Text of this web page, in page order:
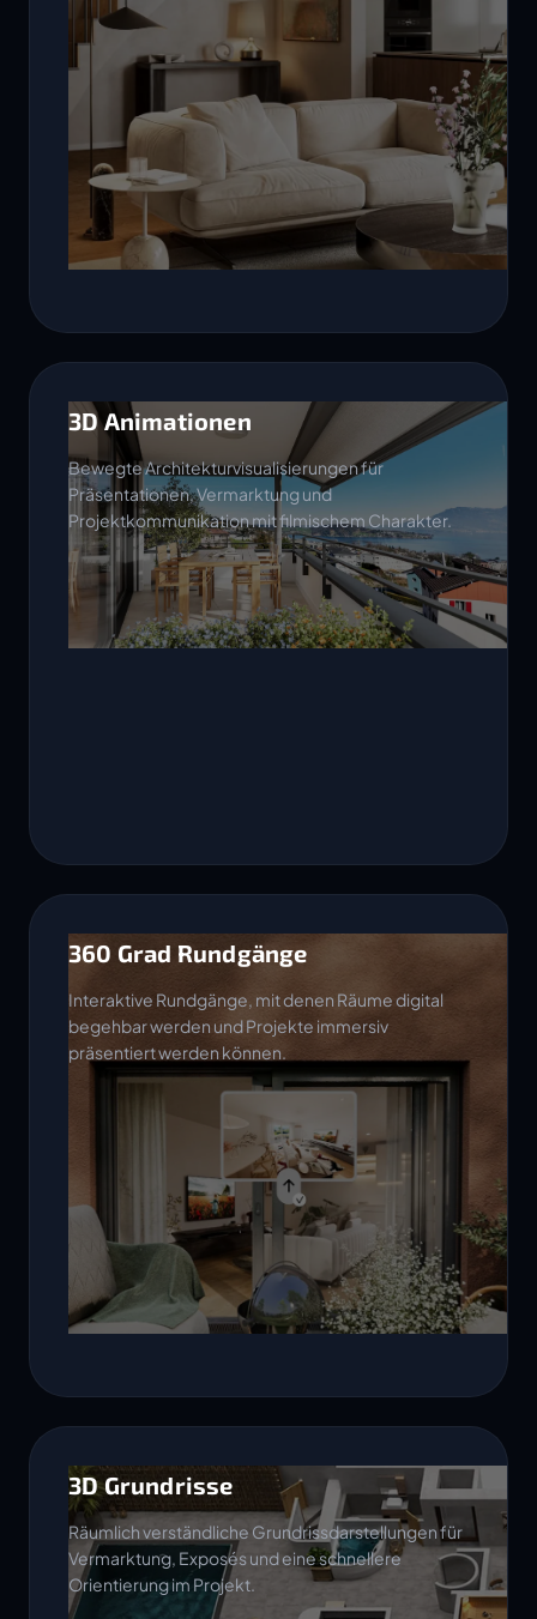
3D Animationen
Bewegte Architekturvisualisierungen für
Präsentationen, Vermarktung und
Projektkommunikation mit filmischem Charakter.
360 Grad Rundgänge
Interaktive Rundgänge, mit denen Räume digital
begehbar werden und Projekte immersiv
präsentiert werden können.
3D Grundrisse
Räumlich verständliche Grundrissdarstellungen für
Vermarktung, Exposés und eine schnellere
Orientierung im Projekt.